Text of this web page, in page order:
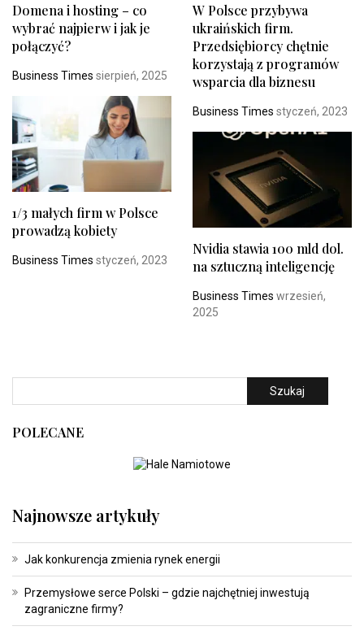
Domena i hosting – co
wybrać najpierw i jak je
połączyć?
Business Times sierpień, 2025
W Polsce przybywa
ukraińskich firm.
Przedsiębiorcy chętnie
korzystają z programów
wsparcia dla biznesu
Business Times styczeń, 2023
1/3 małych firm w Polsce
prowadzą kobiety
Business Times styczeń, 2023
Nvidia stawia 100 mld dol.
na sztuczną inteligencję
Business Times wrzesień,
2025
Szukaj
POLECANE
Najnowsze artykuły
Jak konkurencja zmienia rynek energii
Przemysłowe serce Polski – gdzie najchętniej inwestują
zagraniczne firmy?